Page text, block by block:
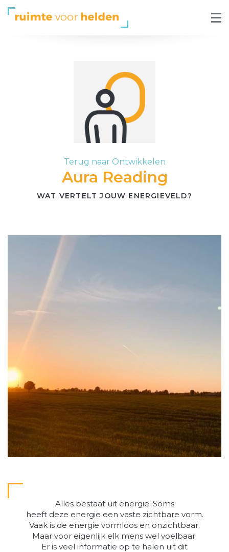
Terug naar Ontwikkelen
Aura Reading
WAT VERTELT JOUW ENERGIEVELD?
Alles bestaat uit energie. Soms
heeft deze energie een vaste zichtbare vorm.
Vaak is de energie vormloos en onzichtbaar.
Maar voor eigenlijk elk mens wel voelbaar.
Er is veel informatie op te halen uit dit